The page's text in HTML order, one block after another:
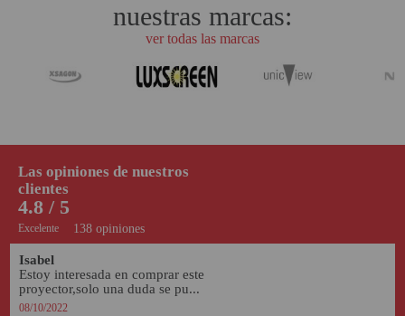
nuestras marcas:
ver todas las marcas
138 opiniones
4.8 / 5
Excelente
Las opiniones de nuestros
clientes
Isabel
Estoy interesada en comprar este
proyector,solo una duda se pu...
08/10/2022